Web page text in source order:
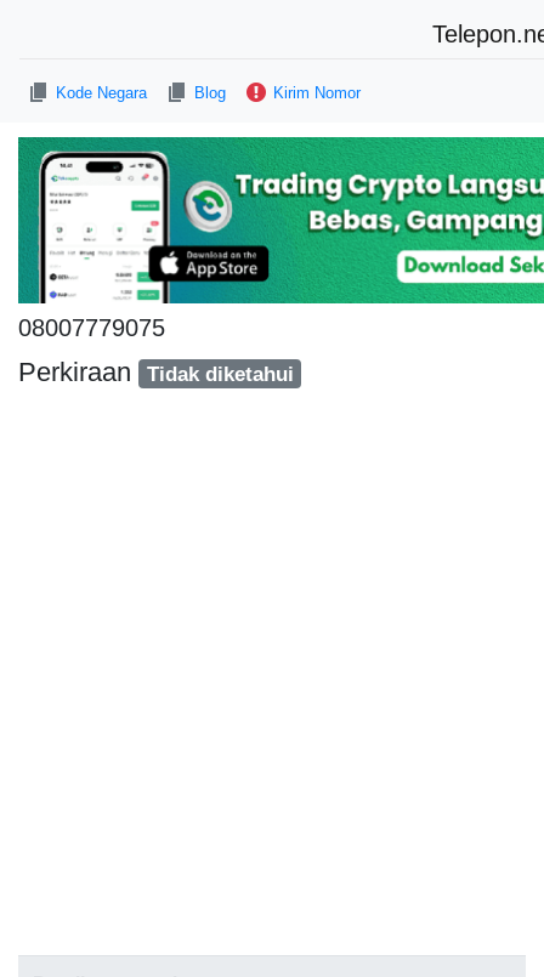
Kode Negara Blog Kirim Nomor
08007779075
Perkiraan Tidak diketahui